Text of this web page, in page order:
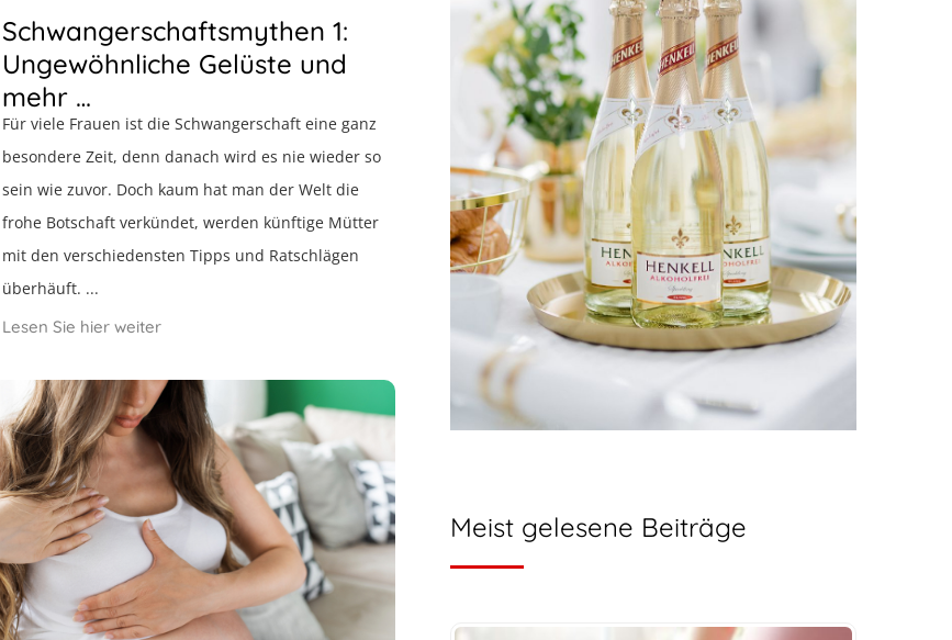
Schwangerschaftsmythen 1:
Ungewöhnliche Gelüste und
mehr …
Für viele Frauen ist die Schwangerschaft eine ganz
besondere Zeit, denn danach wird es nie wieder so
sein wie zuvor. Doch kaum hat man der Welt die
frohe Botschaft verkündet, werden künftige Mütter
mit den verschiedensten Tipps und Ratschlägen
überhäuft. ...
Lesen Sie hier weiter
Meist gelesene Beiträge